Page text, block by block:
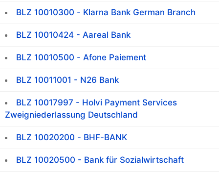
BLZ 10010300 - Klarna Bank German Branch
BLZ 10010424 - Aareal Bank
BLZ 10010500 - Afone Paiement
BLZ 10011001 - N26 Bank
BLZ 10017997 - Holvi Payment Services
Zweigniederlassung Deutschland
BLZ 10020200 - BHF-BANK
BLZ 10020500 - Bank für Sozialwirtschaft